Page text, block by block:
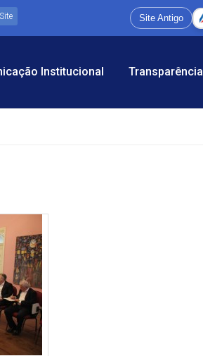
Site Antigo
Institucional Transparência